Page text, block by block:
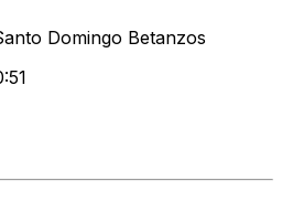
Domingo Betanzos